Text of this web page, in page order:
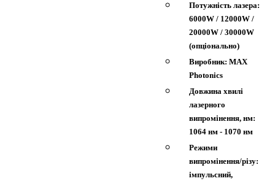
Потужність лазера:
6000W / 12000W /
20000W / 30000W
(опціонально)
Виробник: MAX
Photonics
Довжина хвилі
лазерного
випромінення, нм:
1064 нм - 1070 нм
Режими
випромінення/різу:
імпульсний,